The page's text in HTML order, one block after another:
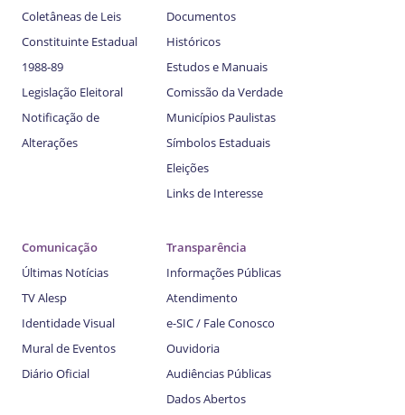
Coletâneas de Leis
Constituinte Estadual
1988-89
Legislação Eleitoral
Notificação de
Alterações
Documentos
Históricos
Estudos e Manuais
Comissão da Verdade
Municípios Paulistas
Símbolos Estaduais
Eleições
Links de Interesse
Comunicação
Últimas Notícias
TV Alesp
Identidade Visual
Mural de Eventos
Diário Oficial
Transparência
Informações Públicas
Atendimento
e-SIC / Fale Conosco
Ouvidoria
Audiências Públicas
Dados Abertos